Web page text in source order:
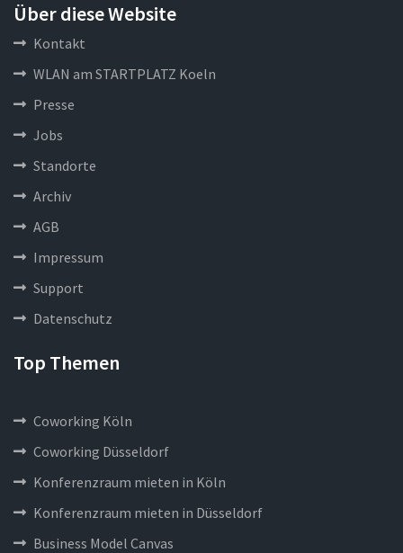
Über diese Website
Kontakt
WLAN am STARTPLATZ Koeln
Presse
Jobs
Standorte
Archiv
AGB
Impressum
Support
Datenschutz
Top Themen
Coworking Köln
Coworking Düsseldorf
Konferenzraum mieten in Köln
Konferenzraum mieten in Düsseldorf
Business Model Canvas